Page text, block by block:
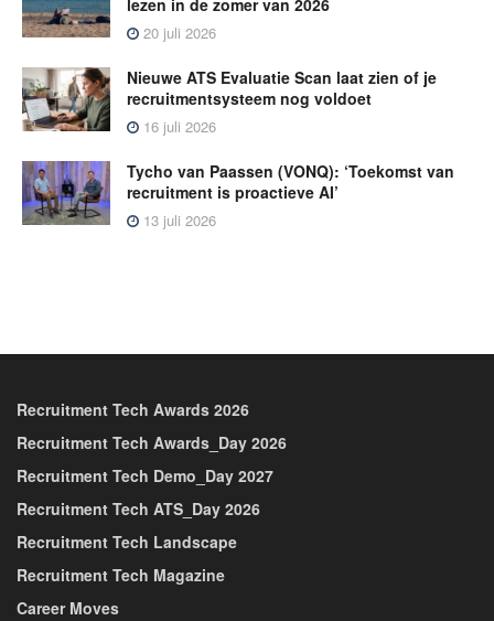
lezen in de zomer van 2026
20 juli 2026
Nieuwe ATS Evaluatie Scan laat zien of je
recruitmentsysteem nog voldoet
16 juli 2026
Tycho van Paassen (VONQ): ‘Toekomst van
recruitment is proactieve AI’
13 juli 2026
Recruitment Tech Awards 2026
Recruitment Tech Awards_Day 2026
Recruitment Tech Demo_Day 2027
Recruitment Tech ATS_Day 2026
Recruitment Tech Landscape
Recruitment Tech Magazine
Career Moves